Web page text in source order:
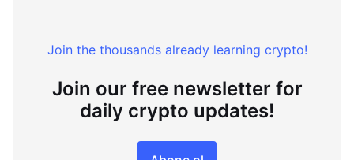
Join the thousands already learning crypto!
Join our free newsletter for
daily crypto updates!